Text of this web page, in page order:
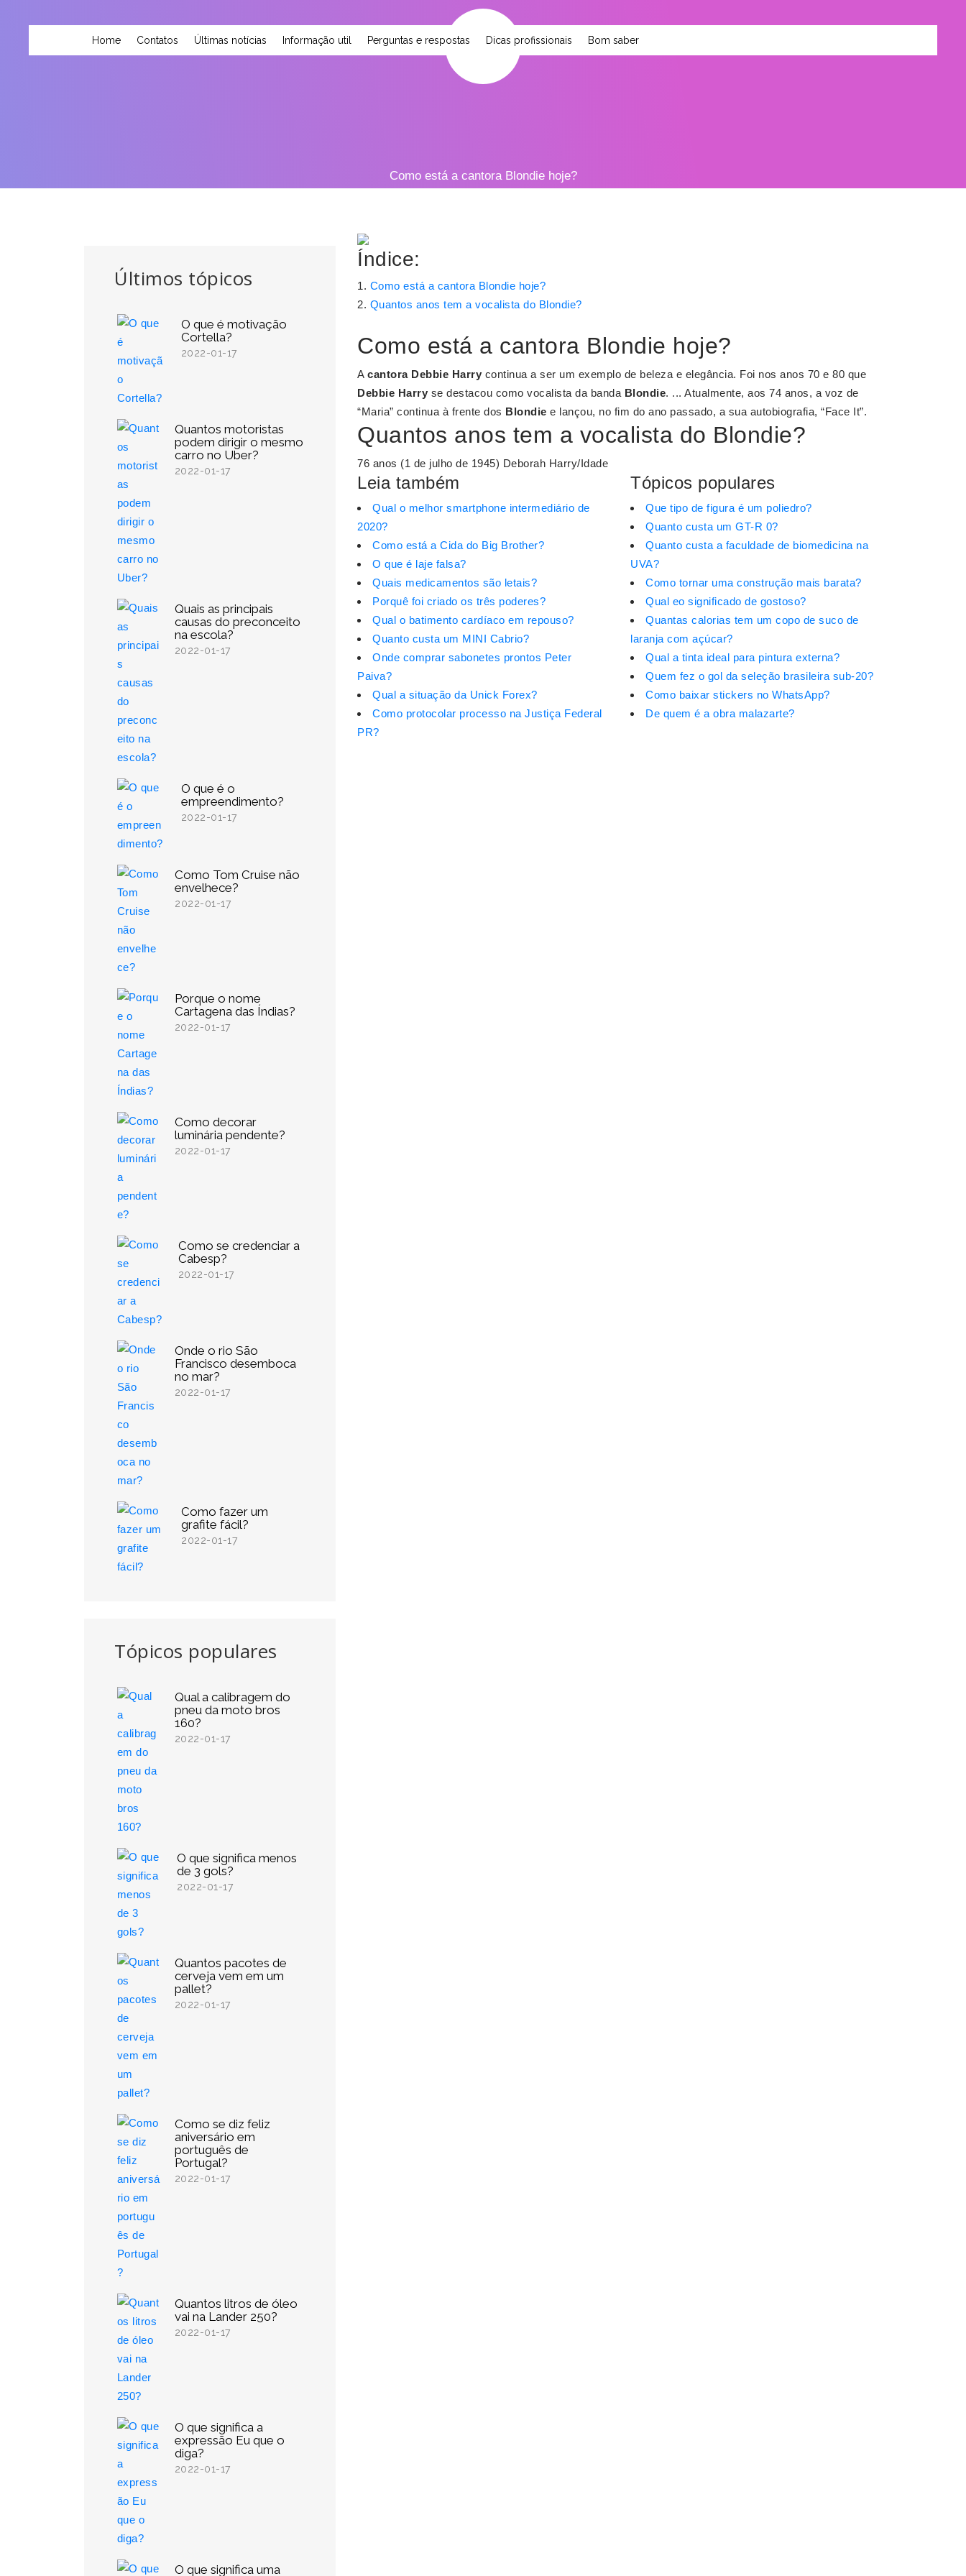
Home Contatos Últimas notícias Informação util Perguntas e respostas Dicas profissionais Bom saber
Como está a cantora Blondie hoje?
Últimos tópicos
O que é motivação
Cortella?
2022-01-17
Quantos motoristas
podem dirigir o mesmo
carro no Uber?
2022-01-17
Quais as principais
causas do preconceito
na escola?
2022-01-17
O que é o
empreendimento?
2022-01-17
Como Tom Cruise não
envelhece?
2022-01-17
Porque o nome
Cartagena das Índias?
2022-01-17
Como decorar
luminária pendente?
2022-01-17
Como se credenciar a
Cabesp?
2022-01-17
Onde o rio São
Francisco desemboca
no mar?
2022-01-17
Como fazer um
grafite fácil?
2022-01-17
Tópicos populares
Qual a calibragem do
pneu da moto bros
160?
2022-01-17
O que significa menos
de 3 gols?
2022-01-17
Quantos pacotes de
cerveja vem em um
pallet?
2022-01-17
Como se diz feliz
aniversário em
português de
Portugal?
2022-01-17
Quantos litros de óleo
vai na Lander 250?
2022-01-17
O que significa a
expressão Eu que o
diga?
2022-01-17
O que significa uma
Índice:
Como está a cantora Blondie hoje?
Quantos anos tem a vocalista do Blondie?
Como está a cantora Blondie hoje?
A cantora Debbie Harry continua a ser um exemplo de beleza e elegância. Foi nos anos 70 e 80 que
Debbie Harry se destacou como vocalista da banda Blondie. ... Atualmente, aos 74 anos, a voz de
“Maria” continua à frente dos Blondie e lançou, no fim do ano passado, a sua autobiografia, “Face It”.
Quantos anos tem a vocalista do Blondie?
76 anos (1 de julho de 1945) Deborah Harry/Idade
Leia também
Qual o melhor smartphone intermediário de
2020?
Como está a Cida do Big Brother?
O que é laje falsa?
Quais medicamentos são letais?
Porquê foi criado os três poderes?
Qual o batimento cardíaco em repouso?
Quanto custa um MINI Cabrio?
Onde comprar sabonetes prontos Peter
Paiva?
Qual a situação da Unick Forex?
Como protocolar processo na Justiça Federal
PR?
Tópicos populares
Que tipo de figura é um poliedro?
Quanto custa um GT-R 0?
Quanto custa a faculdade de biomedicina na
UVA?
Como tornar uma construção mais barata?
Qual eo significado de gostoso?
Quantas calorias tem um copo de suco de
laranja com açúcar?
Qual a tinta ideal para pintura externa?
Quem fez o gol da seleção brasileira sub-20?
Como baixar stickers no WhatsApp?
De quem é a obra malazarte?